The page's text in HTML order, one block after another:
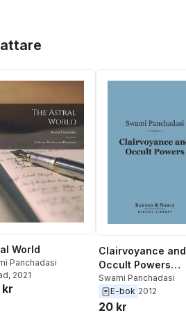
World
Panchadasi
, 2021
kr
Clairvoyance and
Occult Powers
(Barnes & Noble
Digital Library)
Swami Panchadasi
E-bok 2012
20 kr